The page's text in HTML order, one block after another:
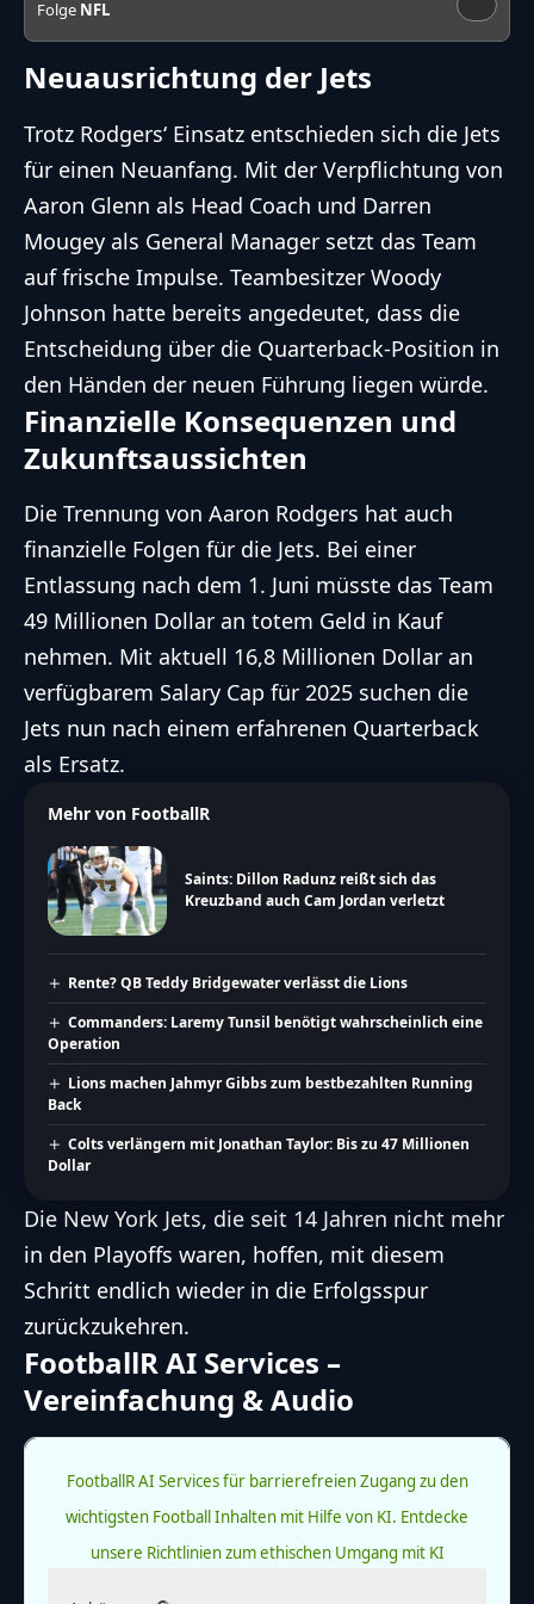
Folge NFL
Neuausrichtung der Jets
Trotz Rodgers‘ Einsatz entschieden sich die Jets
für einen Neuanfang. Mit der Verpflichtung von
Aaron Glenn als Head Coach und Darren
Mougey als General Manager setzt das Team
auf frische Impulse. Teambesitzer Woody
Johnson hatte bereits angedeutet, dass die
Entscheidung über die Quarterback-Position in
den Händen der neuen Führung liegen würde.
Finanzielle Konsequenzen und
Zukunftsaussichten
Die Trennung von Aaron Rodgers hat auch
finanzielle Folgen für die Jets. Bei einer
Entlassung nach dem 1. Juni müsste das Team
49 Millionen Dollar an totem Geld in Kauf
nehmen. Mit aktuell 16,8 Millionen Dollar an
verfügbarem Salary Cap für 2025 suchen die
Jets nun nach einem erfahrenen Quarterback
als Ersatz.
Mehr von FootballR
Saints: Dillon Radunz reißt sich das
Kreuzband auch Cam Jordan verletzt
Rente? QB Teddy Bridgewater verlässt die Lions
Commanders: Laremy Tunsil benötigt wahrscheinlich eine
Operation
Lions machen Jahmyr Gibbs zum bestbezahlten Running
Back
Colts verlängern mit Jonathan Taylor: Bis zu 47 Millionen
Dollar
Die New York Jets, die seit 14 Jahren nicht mehr
in den Playoffs waren, hoffen, mit diesem
Schritt endlich wieder in die Erfolgsspur
zurückzukehren.
FootballR AI Services –
Vereinfachung & Audio
FootballR AI Services für barrierefreien Zugang zu den
wichtigsten Football Inhalten mit Hilfe von KI. Entdecke
unsere Richtlinien zum ethischen Umgang mit KI